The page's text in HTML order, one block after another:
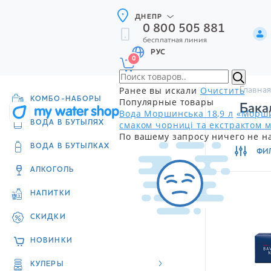
ДНЕПР
0 800 505 881
бесплатная линия
РУС
0
Ранее вы искали Очистить
Популярные товары
Вода Моршинська 18,9 л
смаком чорниці та екстрактом
По вашему запросу ничего не
КОМБО-НАБОРЫ
ВОДА В БУТЫЛЯХ
ВОДА В БУТЫЛКАХ
АЛКОГОЛЬ
НАПИТКИ
СКИДКИ
НОВИНКИ
КУЛЕРЫ
Главная